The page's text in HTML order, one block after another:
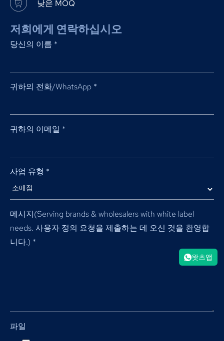
낮은 MOQ
저희에게 연락하십시오
당신의 이름 *
귀하의 전화/WhatsApp *
귀하의 이메일 *
사업 유형 *
메시지(Serving brands & wholesalers with white label
needs. 사용자 정의 요청을 제출하는 데 오신 것을 환영합
니다.) *
파일
왓츠앱